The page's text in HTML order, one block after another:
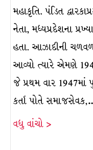
મહાકૃતિ. પંડિત
નેતા, મધ્યપ્રદેશના
હતા. આઝાદીની
આવ્યો ત્યારે એમણે
જે પ્રથમ વાર 1947માં
કર્તા પોતે
વધુ વાંચો >